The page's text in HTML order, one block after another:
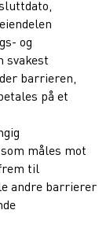
og
svakest
barrieren,
på et
måles mot
til
andre barrierer